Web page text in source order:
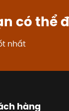
có thể
nhất
hàng